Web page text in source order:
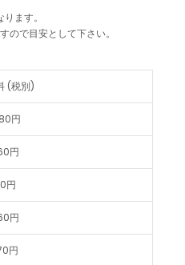
ます。
ので目安として下さい。
(税別)
円
円
円
円
円